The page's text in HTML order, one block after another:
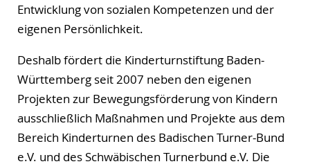
Entwicklung von sozialen Kompetenzen und der
eigenen Persönlichkeit.
Deshalb fördert die Kinderturnstiftung Baden-
Württemberg seit 2007 neben den eigenen
Projekten zur Bewegungsförderung von Kindern
ausschließlich Maßnahmen und Projekte aus dem
Bereich Kinderturnen des Badischen Turner-Bund
e.V. und des Schwäbischen Turnerbund e.V. Die